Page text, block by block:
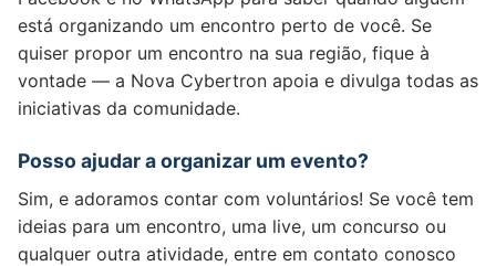
está organizando um encontro perto de você. Se
quiser propor um encontro na sua região, fique à
vontade — a Nova Cybertron apoia e divulga todas as
iniciativas da comunidade.
Posso ajudar a organizar um evento?
Sim, e adoramos contar com voluntários! Se você tem
ideias para um encontro, uma live, um concurso ou
qualquer outra atividade, entre em contato conosco